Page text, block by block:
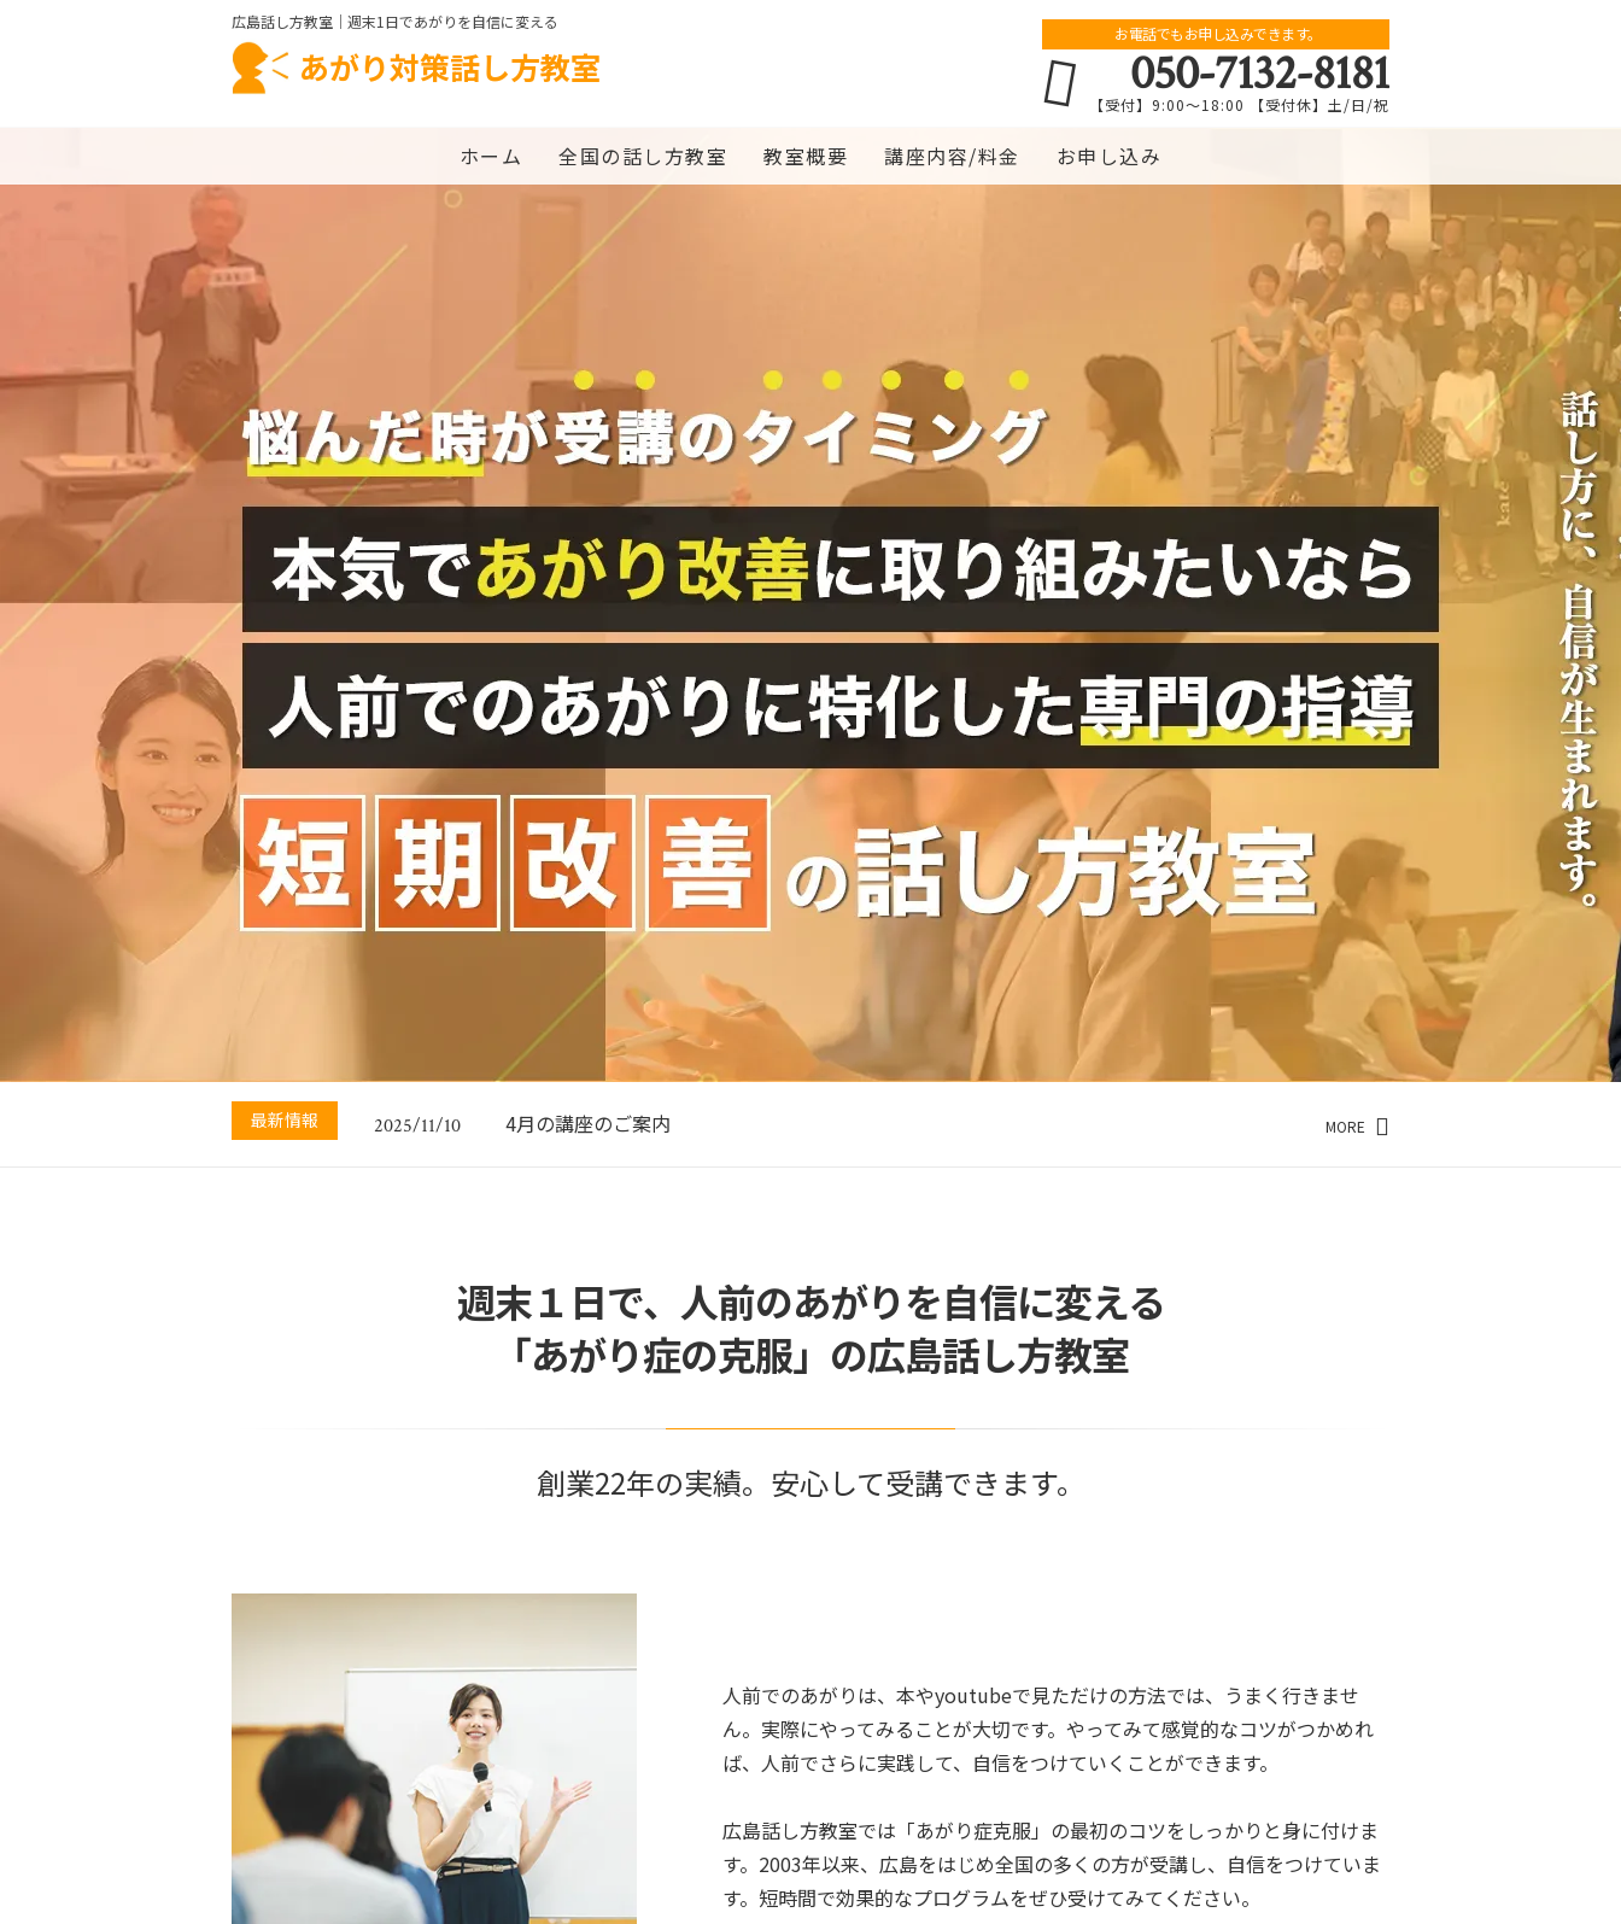
広島話し方教室｜週末1日であがりを自信に変える
あがり対策話し方教室
お電話でもお申し込みできます。
050-7132-8181
【受付】9:00～18:00 【受付休】土/日/祝
ホーム 全国の話し方教室 教室概要 講座内容/料金 お申し込み
最新情報 2025/11/10 4月の講座のご案内 MORE
週末１日で、人前のあがりを自信に変える
「あがり症の克服」の広島話し方教室
創業22年の実績。安心して受講できます。
人前でのあがりは、本やyoutubeで見ただけの方法では、うまく行きませ
ん。実際にやってみることが大切です。やってみて感覚的なコツがつかめれ
ば、人前でさらに実践して、自信をつけていくことができます。
広島話し方教室では「あがり症克服」の最初のコツをしっかりと身に付けま
す。2003年以来、広島をはじめ全国の多くの方が受講し、自信をつけていま
す。短時間で効果的なプログラムをぜひ受けてみてください。